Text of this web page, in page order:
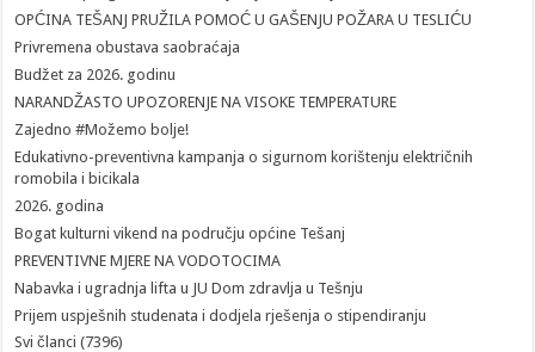
OPĆINA TEŠANJ PRUŽILA POMOĆ U GAŠENJU POŽARA U TESLIĆU
Privremena obustava saobraćaja
Budžet za 2026. godinu
NARANDŽASTO UPOZORENJE NA VISOKE TEMPERATURE
Zajedno #Možemo bolje!
Edukativno-preventivna kampanja o sigurnom korištenju električnih
romobila i bicikala
2026. godina
Bogat kulturni vikend na području općine Tešanj
PREVENTIVNE MJERE NA VODOTOCIMA
Nabavka i ugradnja lifta u JU Dom zdravlja u Tešnju
Prijem uspješnih studenata i dodjela rješenja o stipendiranju
Svi članci (7396)